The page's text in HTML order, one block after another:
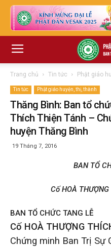
Trang chủ Tin tức Phật giáo
Tin tức Phật giáo huyện, thị, thành
Thăng Bình: Ban tổ
Thích Thiện Tánh –
huyện Thăng Bình
19 Tháng 7, 2016
BAN TỔ
Cố HOÀ
BAN TỔ CHỨC TANG LỄ
Cố HOÀ THƯỢNG
Chứng minh Ban Trị Sự